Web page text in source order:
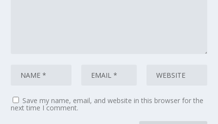
Save my name, email, and website in this browser for the
next time I comment.